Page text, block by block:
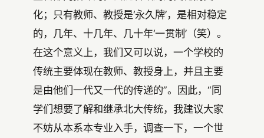
化；只有教师、教授是‘永久牌’，是相对稳定
的，几年、十几年、几十年‘一贯制’（笑）。
在这个意义上，我们又可以说，一个学校的
传统主要体现在教师、教授身上，并且主要
是由他们一代又一代的传递的”。因此，“同
学们想要了解和继承北大传统，我建议大家
不妨从本系本专业入手，调查一下，一个世